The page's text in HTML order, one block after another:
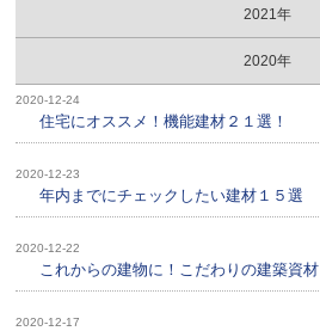
2021年
2020年
2020-12-24
住宅にオススメ！機能建材２１選！
2020-12-23
年内までにチェックしたい建材１５選
2020-12-22
これからの建物に！こだわりの建築資材
2020-12-17